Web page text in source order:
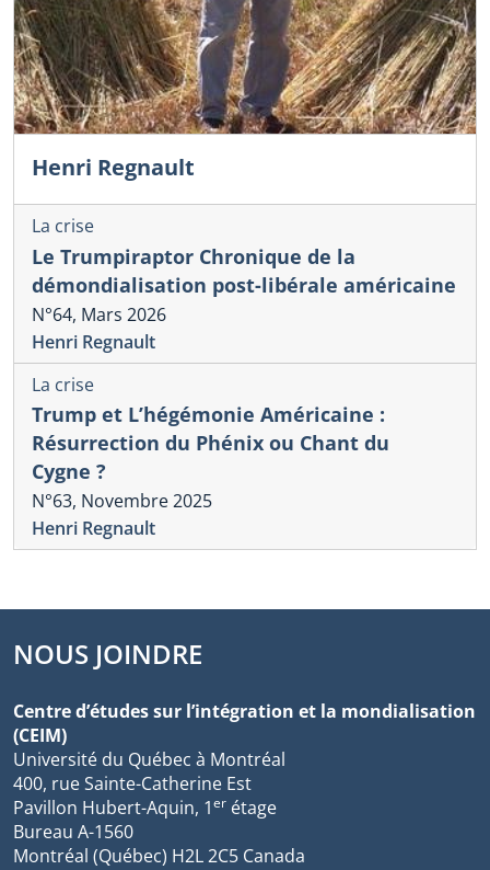
Henri Regnault
La crise
Le Trumpiraptor Chronique de la
démondialisation post-libérale américaine
N°64, Mars 2026
Henri Regnault
La crise
Trump et L’hégémonie Américaine :
Résurrection du Phénix ou Chant du
Cygne ?
N°63, Novembre 2025
Henri Regnault
NOUS JOINDRE
Centre d’études sur l’intégration et la mondialisation
(CEIM)
Université du Québec à Montréal
400, rue Sainte-Catherine Est
Pavillon Hubert-Aquin, 1er étage
Bureau A-1560
Montréal (Québec) H2L 2C5 Canada